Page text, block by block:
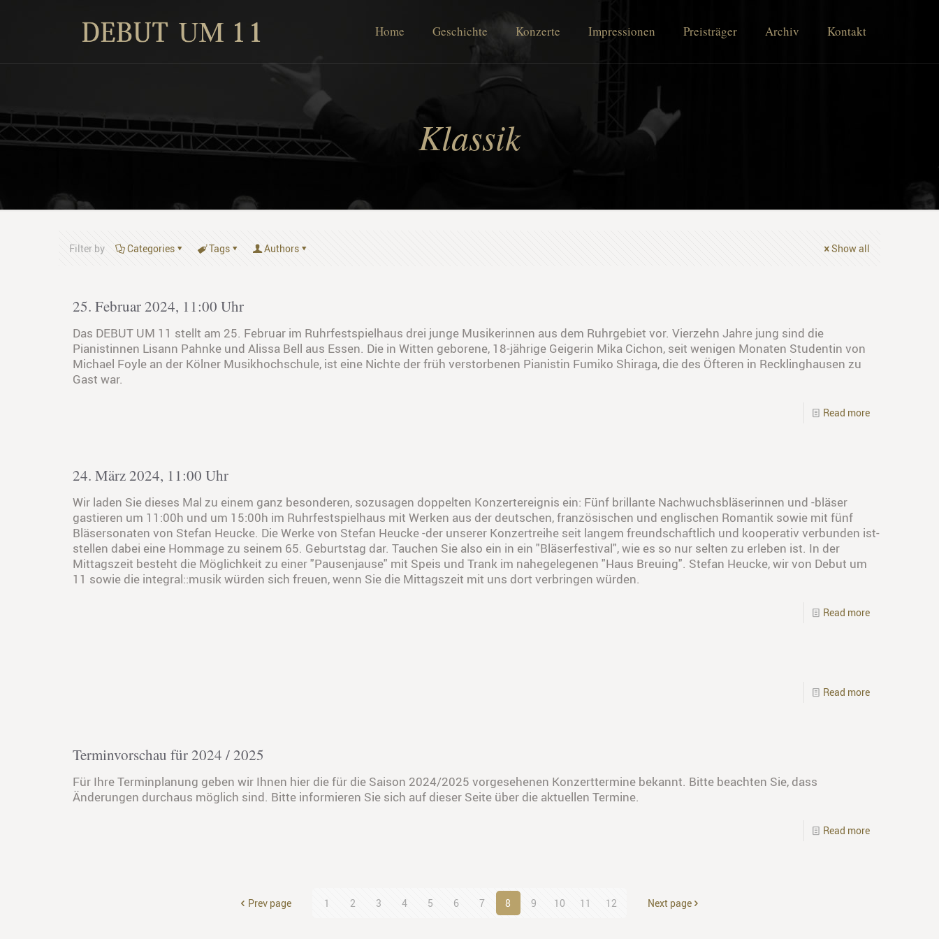
Home Geschichte Konzerte Impressionen Preisträger Archiv Kontakt
Klassik
Filter by Categories Tags Authors Show all
25. Februar 2024, 11:00 Uhr
Das DEBUT UM 11 stellt am 25. Februar im Ruhrfestspielhaus drei junge Musikerinnen aus dem Ruhrgebiet vor. Vierzehn Jahre jung sind die
Pianistinnen Lisann Pahnke und Alissa Bell aus Essen. Die in Witten geborene, 18-jährige Geigerin Mika Cichon, seit wenigen Monaten Studentin von
Michael Foyle an der Kölner Musikhochschule, ist eine Nichte der früh verstorbenen Pianistin Fumiko Shiraga, die des Öfteren in Recklinghausen zu
Gast war.
Read more
24. März 2024, 11:00 Uhr
Wir laden Sie dieses Mal zu einem ganz besonderen, sozusagen doppelten Konzertereignis ein: Fünf brillante Nachwuchsbläserinnen und -bläser
gastieren um 11:00h und um 15:00h im Ruhrfestspielhaus mit Werken aus der deutschen, französischen und englischen Romantik sowie mit fünf
Bläsersonaten von Stefan Heucke. Die Werke von Stefan Heucke -der unserer Konzertreihe seit langem freundschaftlich und kooperativ verbunden ist-
stellen dabei eine Hommage zu seinem 65. Geburtstag dar. Tauchen Sie also ein in ein "Bläserfestival", wie es so nur selten zu erleben ist. In der
Mittagszeit besteht die Möglichkeit zu einer "Pausenjause" mit Speis und Trank im nahegelegenen "Haus Breuing". Stefan Heucke, wir von Debut um
11 sowie die integral::musik würden sich freuen, wenn Sie die Mittagszeit mit uns dort verbringen würden.
Read more
Read more
Terminvorschau für 2024 / 2025
Für Ihre Terminplanung geben wir Ihnen hier die für die Saison 2024/2025 vorgesehenen Konzerttermine bekannt. Bitte beachten Sie, dass
Änderungen durchaus möglich sind. Bitte informieren Sie sich auf dieser Seite über die aktuellen Termine.
Read more
Prev page 1 2 3 4 5 6 7 8 9 10 11 12 Next page